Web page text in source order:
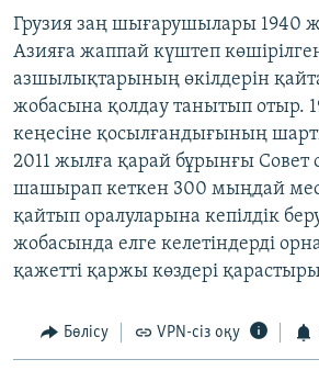
Skip
Search
ӘЛЕУМЕТ
ӘЛЕМ
АРНАЙЫ ЖОБАЛАР
Русский
ЖАЗЫЛЫҢЫЗ
Басқа тілдерде
Грузия заң шығарушылары 1940
Азияға жаппай күштеп
азшылықтарының өкілдерін
жобасына қолдау танытып отыр.
кеңесіне қосылғандығының
2011 жылға қарай бұрынғы Совет
шашырап кеткен 300 мыңдай
қайтып оралуларына кепілдік
жобасында елге келетіндерді
қажетті қаржы көздері
Бөлісу VPN-сіз оқу